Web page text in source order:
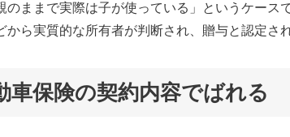
のままで実際は子が使っている」というケース
から実質的な所有者が判断され、贈与と認定さ
保険の契約内容でばれる